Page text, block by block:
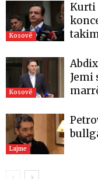
Kosovë
Kurti
Kosovë
Jemi
Lajme